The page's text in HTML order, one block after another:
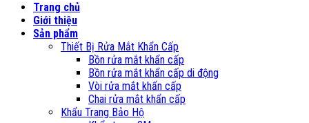
Trang chủ
Giới thiệu
Sản phẩm
Thiết Bị Rửa Mắt Khẩn Cấp
Bồn rửa mắt khẩn cấp
Bồn rửa mắt khẩn cấp di động
Vòi rửa mắt khẩn cấp
Chai rửa mắt khẩn cấp
Khẩu Trang Bảo Hộ